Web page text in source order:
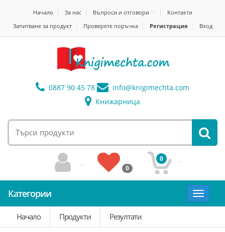
Начало За нас Въпроси и отговори
Контакти
Запитване за продукт
Проверете поръчка Регистрация Вход
0887 90 45 78 info@knigimechta.com
Книжарница
0
0
Категории
Toggle
Начало
Продукти Резултати